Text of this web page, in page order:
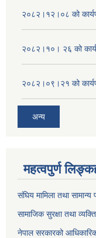
२०८२।१२।०८ को
२०८२।१०। २६ को
२०८२।०९।२१ को
अन्य
महत्वपुर्ण
संघिय मामिला तथा
सामाजिक सुरक्षा तथा
नेपाल सरकारको